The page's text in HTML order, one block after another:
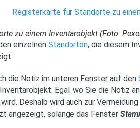
zu einem Inventarobjekt (Foto:
einzelnenStandorten, die diesem
die Notiz im unteren Fenster auf den
Egal, wo Sie die Notiz
Deshalb wird auch zur
angezeigt, solange das Fenster